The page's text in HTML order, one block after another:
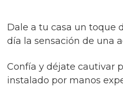
Dale a tu casa un toque
día la sensación de una
Confía y déjate cautivar
instalado por manos